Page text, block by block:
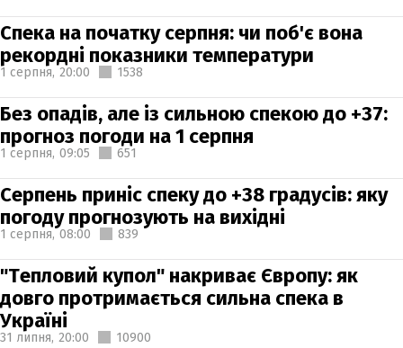
Спека на початку серпня: чи поб'є вона
рекордні показники температури
1 серпня, 20:00 1538
Без опадів, але із сильною спекою до +37:
прогноз погоди на 1 серпня
1 серпня, 09:05 651
Серпень приніс спеку до +38 градусів: яку
погоду прогнозують на вихідні
1 серпня, 08:00 839
"Тепловий купол" накриває Європу: як
довго протримається сильна спека в
Україні
31 липня, 20:00 10900